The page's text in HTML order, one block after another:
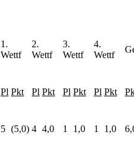
1.
Wettf
2.
Wettf
3.
Wettf
4.
Wettf
Pl Pkt Pl Pkt Pl Pkt Pl Pkt
5 (5,0) 4 4,0 1 1,0 1 1,0